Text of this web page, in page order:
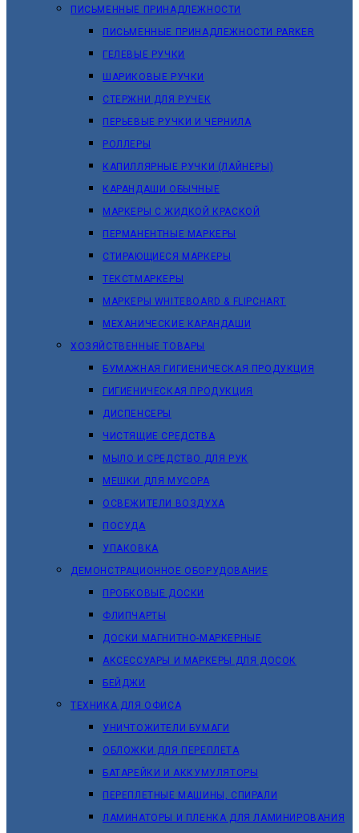
ПИСЬМЕННЫЕ ПРИНАДЛЕЖНОСТИ
ПИСЬМЕННЫЕ ПРИНАДЛЕЖНОСТИ PARKER
ГЕЛЕВЫЕ РУЧКИ
ШАРИКОВЫЕ РУЧКИ
СТЕРЖНИ ДЛЯ РУЧЕК
ПЕРЬЕВЫЕ РУЧКИ И ЧЕРНИЛА
РОЛЛЕРЫ
КАПИЛЛЯРНЫЕ РУЧКИ (ЛАЙНЕРЫ)
КАРАНДАШИ ОБЫЧНЫЕ
МАРКЕРЫ C ЖИДКОЙ КРАСКОЙ
ПЕРМАНЕНТНЫЕ МАРКЕРЫ
СТИРАЮЩИЕСЯ МАРКЕРЫ
ТЕКСТМАРКЕРЫ
МАРКЕРЫ WHITEBOARD & FLIPCHART
МЕХАНИЧЕСКИЕ КАРАНДАШИ
ХОЗЯЙСТВЕННЫЕ ТОВАРЫ
БУМАЖНАЯ ГИГИЕНИЧЕСКАЯ ПРОДУКЦИЯ
ГИГИЕНИЧЕСКАЯ ПРОДУКЦИЯ
ДИСПЕНСЕРЫ
ЧИСТЯЩИЕ СРЕДСТВА
МЫЛО И СРЕДСТВО ДЛЯ РУК
МЕШКИ ДЛЯ МУСОРА
ОСВЕЖИТЕЛИ ВОЗДУХА
ПОСУДА
УПАКОВКА
ДЕМОНСТРАЦИОННОЕ ОБОРУДОВАНИЕ
ПРОБКОВЫЕ ДОСКИ
ФЛИПЧАРТЫ
ДОСКИ МАГНИТНО-МАРКЕРНЫЕ
АКСЕССУАРЫ И МАРКЕРЫ ДЛЯ ДОСОК
БЕЙДЖИ
ТЕХНИКА ДЛЯ ОФИСА
УНИЧТОЖИТЕЛИ БУМАГИ
ОБЛОЖКИ ДЛЯ ПЕРЕПЛЕТА
БАТАРЕЙКИ И АККУМУЛЯТОРЫ
ПЕРЕПЛЕТНЫЕ МАШИНЫ, СПИРАЛИ
ЛАМИНАТОРЫ И ПЛЕНКА ДЛЯ ЛАМИНИРОВАНИЯ